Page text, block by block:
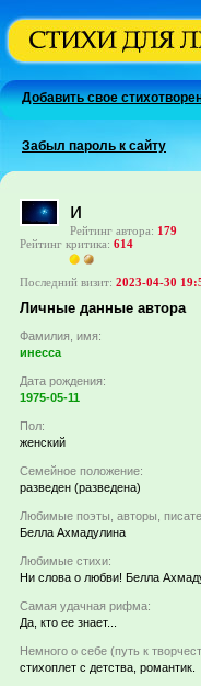
Добавить свое
Забыл пароль к сайту
и
Рейтинг автора: 179
Рейтинг критика: 614
Последний визит: 2023-04-30
Личные данные автора
Фамилия, имя:
инесса
Дата рождения:
1975-05-11
Пол:
женский
Семейное положение:
разведен (разведена)
Любимые поэты, авторы,
Белла Ахмадулина
Любимые стихи:
Ни слова о любви! Белла
Самая удачная рифма:
Да, кто ее знает...
Немного о себе (путь к
стихоплет с детства, романтик.